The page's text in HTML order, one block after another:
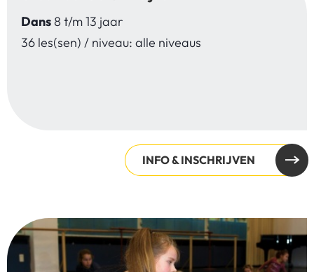
Dans8 t/m 13 jaar
36 les(sen) / niveau: alle niveaus
INFO & INSCHRIJVEN